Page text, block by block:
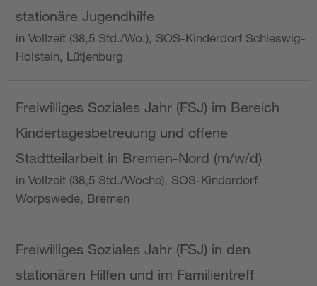
stationäre Jugendhilfe
in Vollzeit (38,5 Std./Wo.), SOS-Kinderdorf Schleswig-
Holstein, Lütjenburg
Freiwilliges Soziales Jahr (FSJ) im Bereich
Kindertagesbetreuung und offene
Stadtteilarbeit in Bremen-Nord (m/w/d)
in Vollzeit (38,5 Std./Woche), SOS-Kinderdorf
Worpswede, Bremen
Freiwilliges Soziales Jahr (FSJ) in den
stationären Hilfen und im Familientreff